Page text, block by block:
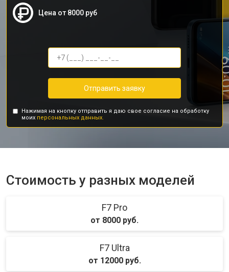
Цена от 8000 руб
Отправить заявку
Нажимая на кнопку отправить я даю свое согласие на обработку
моих персональных данных.
Стоимость у разных моделей
F7 Pro
от 8000 руб.
F7 Ultra
от 12000 руб.